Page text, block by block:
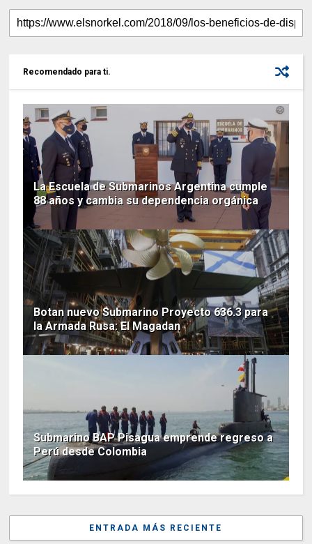
Recomendado para ti.
La Escuela de Submarinos Argentina cumple
88 años y cambia su dependencia orgánica
Botan nuevo Submarino Proyecto 636.3 para
la Armada Rusa: El Magadan
Submarino BAP Pisagua emprende regreso a
Perú desde Colombia
ENTRADA MÁS RECIENTE